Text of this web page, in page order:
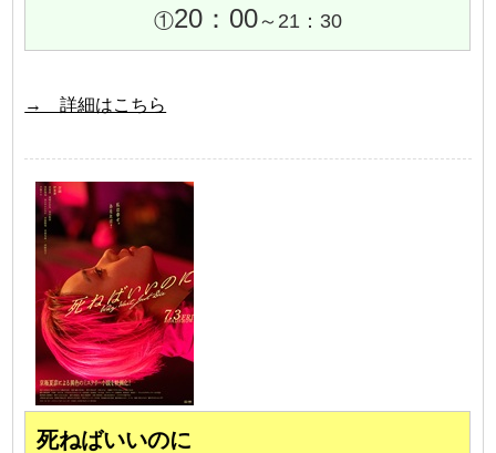
①20：00～21：30
→ 詳細はこちら
死ねばいいのに